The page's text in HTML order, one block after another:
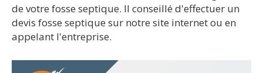
de votre fosse septique. Il conseillé d'effectuer un
devis fosse septique sur notre site internet ou en
appelant l'entreprise.